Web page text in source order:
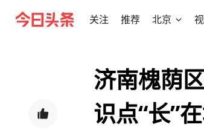
关注 推荐 北京
济南槐荫
识点“长”